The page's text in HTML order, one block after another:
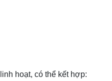
hoạt, có thể kết hợp: